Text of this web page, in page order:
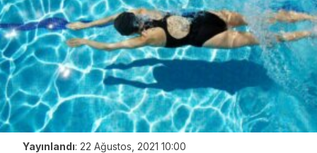
Yayınlandı: 22 Ağustos, 2021 10:00